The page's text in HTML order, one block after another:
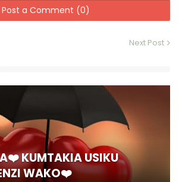
Post a Comment (0)
Next Post
KUMTAKIA USIKU
WAKO❤️